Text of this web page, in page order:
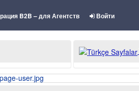
B2B – для Агентств Войти